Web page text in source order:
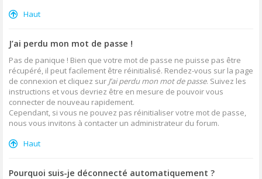
Haut
J’ai perdu mon mot de passe !
Pas de panique ! Bien que votre mot de passe ne puisse pas être
récupéré, il peut facilement être réinitialisé. Rendez-vous sur la page
de connexion et cliquez sur J’ai perdu mon mot de passe. Suivez les
instructions et vous devriez être en mesure de pouvoir vous
connecter de nouveau rapidement.
Cependant, si vous ne pouvez pas réinitialiser votre mot de passe,
nous vous invitons à contacter un administrateur du forum.
Haut
Pourquoi suis-je déconnecté automatiquement ?